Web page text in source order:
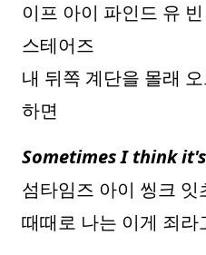
이프 아이 파인드 유
스테어즈
내 뒤쪽 계단을 몰래
하면
Sometimes I think
섬타임즈 아이 씽크 잇
때때로 나는 이게 죄라